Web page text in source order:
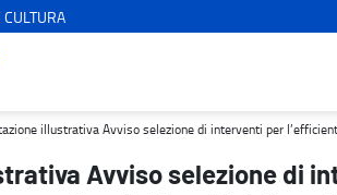
per l’efficientamento energetico
illustrativa Avviso selezione di interventi per
Avviso selezione di